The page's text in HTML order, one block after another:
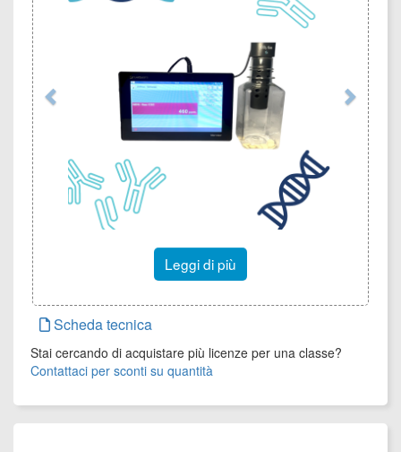
Leggi di più
Scheda tecnica
Stai cercando di acquistare più licenze per una classe?
Contattaci per sconti su quantità